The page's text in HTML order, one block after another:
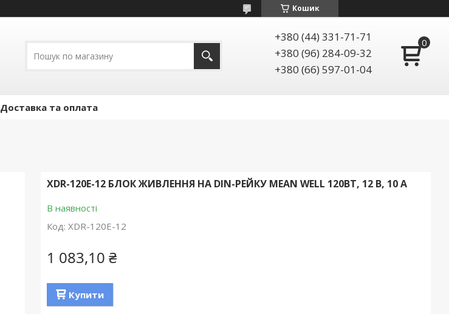
Кошик
+380 (44) 331-71-71
+380 (96) 284-09-32
+380 (66) 597-01-04
Доставка та оплата
XDR-120E-12 БЛОК ЖИВЛЕННЯ НА DIN-РЕЙКУ MEAN WELL 120ВТ, 12 В, 10 А
В наявності
Код: XDR-120E-12
1 083,10 ₴
Купити